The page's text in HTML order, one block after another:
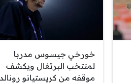
خورخي جيسوس مدربا
لمنتخب البرتغال ويكشف
موقفه من كريستيانو